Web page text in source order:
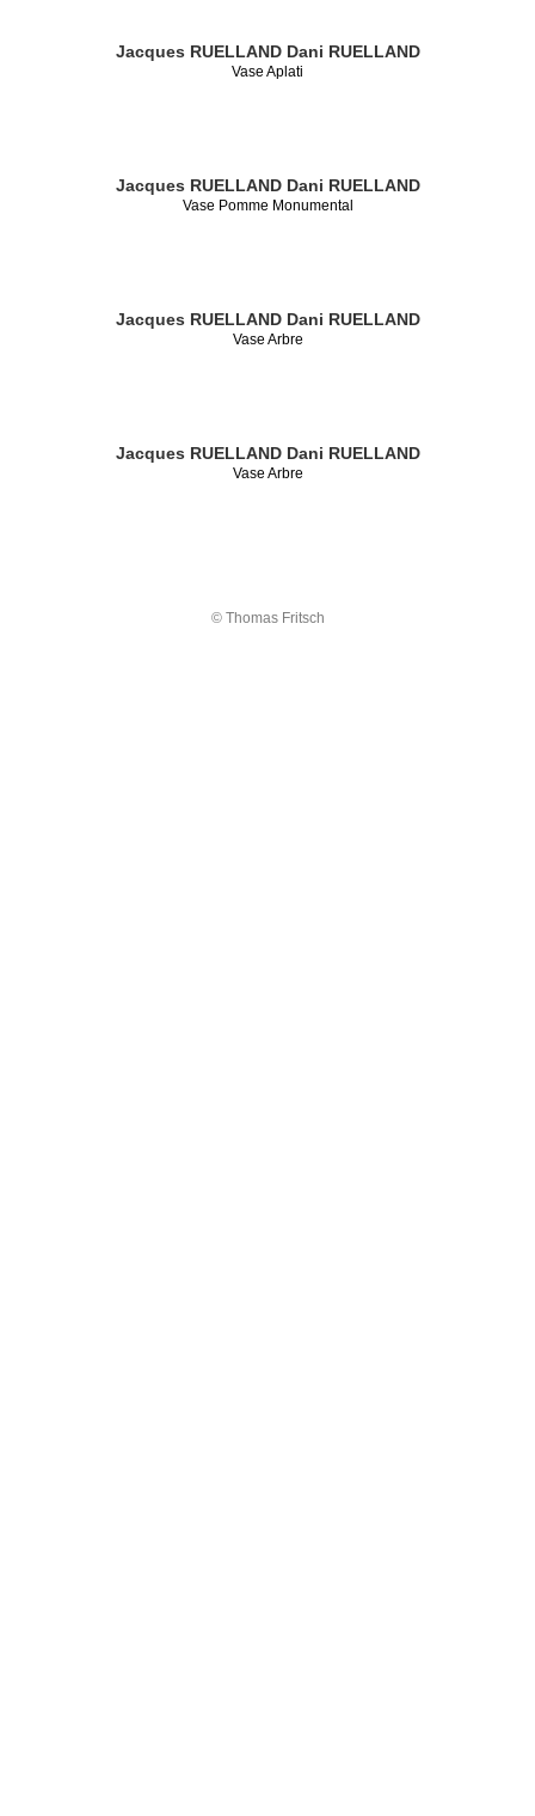
Jacques RUELLAND Dani RUELLAND
Vase Aplati
Jacques RUELLAND Dani RUELLAND
Vase Pomme Monumental
Jacques RUELLAND Dani RUELLAND
Vase Arbre
Jacques RUELLAND Dani RUELLAND
Vase Arbre
© Thomas Fritsch